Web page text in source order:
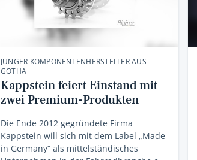
JUNGER KOMPONENTENHERSTELLER AUS
GOTHA
Kappstein feiert Einstand mit
zwei Premium-Produkten
Die Ende 2012 gegründete Firma
Kappstein will sich mit dem Label „Made
in Germany“ als mittelständisches